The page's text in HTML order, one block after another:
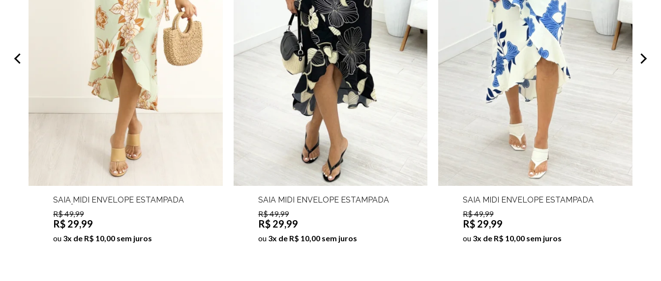
SAIA MIDI ENVELOPE ESTAMPADA
HELÔ
R$ 49,99
R$ 29,99
ou 3x de R$ 10,00 sem juros
SAIA MIDI ENVELOPE ESTAMPADA
AMALIA
R$ 49,99
R$ 29,99
ou 3x de R$ 10,00 sem juros
SAIA MIDI ENVELOPE ESTAMPADA
DALYLA
R$ 49,99
R$ 29,99
ou 3x de R$ 10,00 sem juros